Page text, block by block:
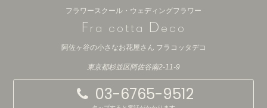
フラワースクール・ウェディングフラワー
Fra cotta D eco
阿佐ヶ谷の小さなお花屋さん フラコッタデコ
東京都杉並区阿佐谷南2-11-9
03-6765-9512